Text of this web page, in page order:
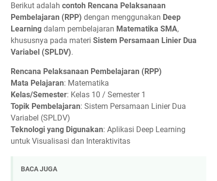
Berikut adalah contoh Rencana Pelaksanaan
Pembelajaran (RPP) dengan menggunakan Deep
Learning dalam pembelajaran Matematika SMA,
khususnya pada materi Sistem Persamaan Linier Dua
Variabel (SPLDV).
Rencana Pelaksanaan Pembelajaran (RPP)
Mata Pelajaran: Matematika
Kelas/Semester: Kelas 10 / Semester 1
Topik Pembelajaran: Sistem Persamaan Linier Dua
Variabel (SPLDV)
Teknologi yang Digunakan: Aplikasi Deep Learning
untuk Visualisasi dan Interaktivitas
BACA JUGA